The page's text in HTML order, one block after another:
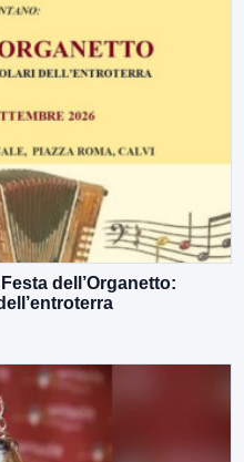
dell’Organetto: